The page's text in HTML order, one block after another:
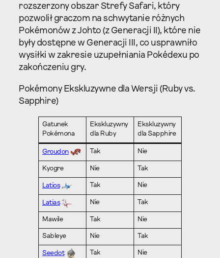
rozszerzony obszar Strefy Safari, który
pozwolił graczom na schwytanie różnych
Pokémonów z Johto (z Generacji II), które nie
były dostępne w Generacji III, co usprawniło
wysiłki w zakresie uzupełniania Pokédexu po
zakończeniu gry.
Pokémony Ekskluzywne dla Wersji (Ruby vs.
Sapphire)
Gatunek
Pokémona
Ekskluzywny
dla Ruby
Ekskluzywny
dla Sapphire
Groudon Tak Nie
Kyogre Nie Tak
Latios Tak Nie
Latias Nie Tak
Mawile Tak Nie
Sableye Nie Tak
Seedot Tak Nie